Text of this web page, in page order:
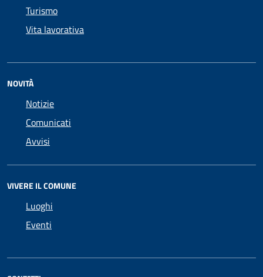
Turismo
Vita lavorativa
NOVITÀ
Notizie
Comunicati
Avvisi
VIVERE IL COMUNE
Luoghi
Eventi